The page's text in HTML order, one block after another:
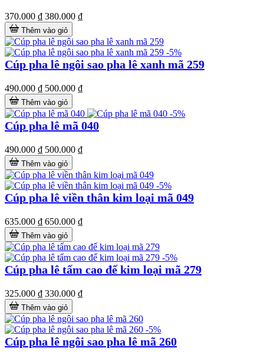
370.000 ₫ 380.000 ₫
Thêm vào giỏ
-5%
Cúp pha lê ngôi sao pha lê xanh mã 259
490.000 ₫ 500.000 ₫
Thêm vào giỏ
-5%
Cúp pha lê mã 040
490.000 ₫ 500.000 ₫
Thêm vào giỏ
-5%
Cúp pha lê viền thân kim loại mã 049
635.000 ₫ 650.000 ₫
Thêm vào giỏ
-5%
Cúp pha lê tấm cao đế kim loại mã 279
325.000 ₫ 330.000 ₫
Thêm vào giỏ
-5%
Cúp pha lê ngôi sao pha lê mã 260